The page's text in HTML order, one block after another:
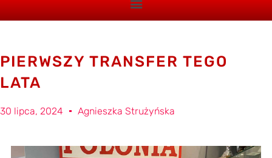
PIERWSZY TRANSFER TEGO
LATA
30 lipca, 2024 Agnieszka Strużyńska